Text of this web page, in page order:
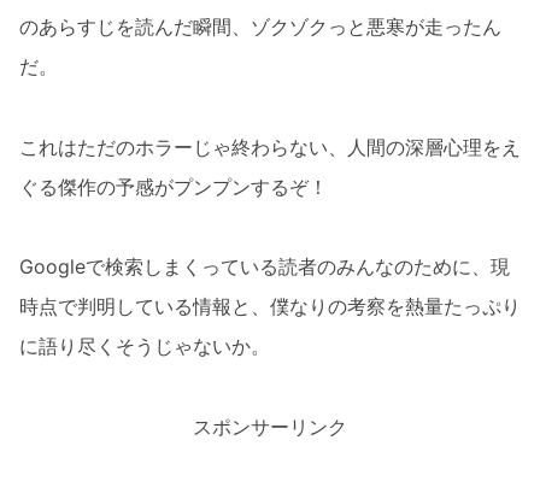
のあらすじを読んだ瞬間、ゾクゾクっと悪寒が走ったん
だ。
これはただのホラーじゃ終わらない、人間の深層心理をえ
ぐる傑作の予感がプンプンするぞ！
Googleで検索しまくっている読者のみんなのために、現
時点で判明している情報と、僕なりの考察を熱量たっぷり
に語り尽くそうじゃないか。
スポンサーリンク